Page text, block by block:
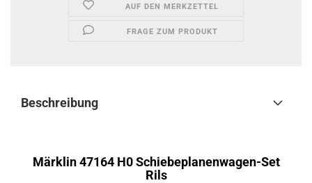
AUF DEN MERKZETTEL
FRAGE ZUM PRODUKT
Beschreibung
Märklin 47164 H0 Schiebeplanenwagen-Set
Rils